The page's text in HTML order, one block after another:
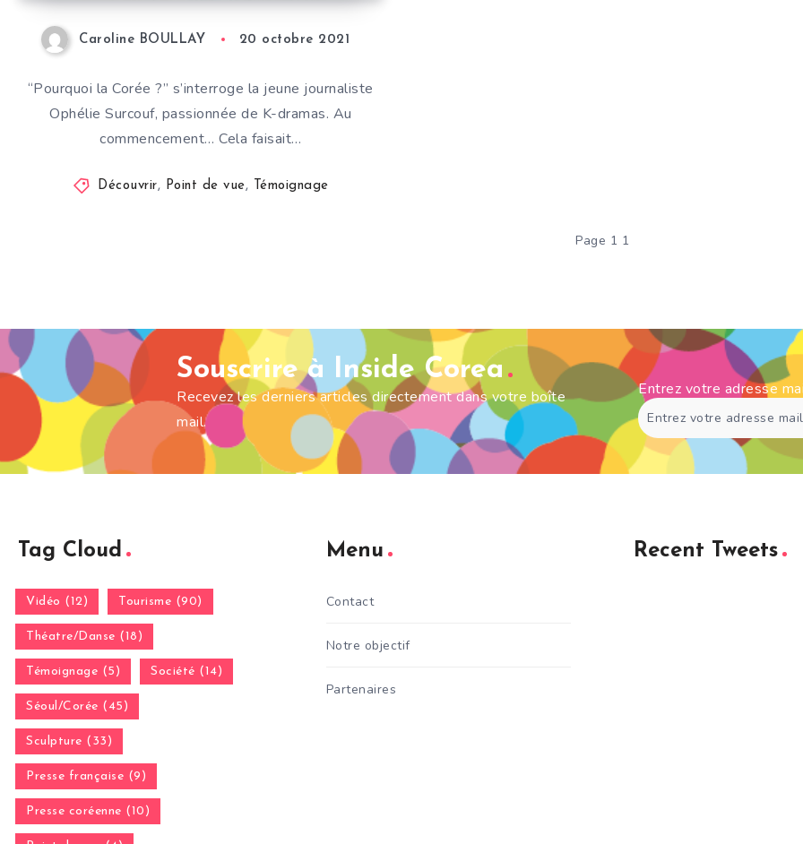
Caroline BOULLAY 20 octobre 2021
“Pourquoi la Corée ?” s’interroge la jeune journaliste
Ophélie Surcouf, passionnée de K-dramas. Au
commencement… Cela faisait…
Découvrir, Point de vue, Témoignage
Page 1 1
Souscrire à Inside Corea
Recevez les derniers articles directement dans votre boîte
mail.
Entrez votre adresse
Tag Cloud
Vidéo (12) Tourisme (90)
Théatre/Danse (18)
Témoignage (5) Société (14)
Séoul/Corée (45)
Sculpture (33)
Presse française (9)
Presse coréenne (10)
Menu
Contact
Notre objectif
Partenaires
Recent Tweets